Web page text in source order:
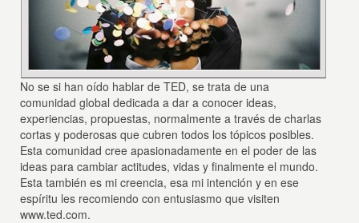
No se si han oído hablar de TED, se trata de una
comunidad global dedicada a dar a conocer ideas,
experiencias, propuestas, normalmente a través de charlas
cortas y poderosas que cubren todos los tópicos posibles.
Esta comunidad cree apasionadamente en el poder de las
ideas para cambiar actitudes, vidas y finalmente el mundo.
Esta también es mi creencia, esa mi intención y en ese
espíritu les recomiendo con entusiasmo que visiten
www.ted.com.